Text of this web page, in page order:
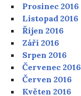
Prosinec 2016
Listopad 2016
Říjen 2016
Září 2016
Srpen 2016
Červenec 2016
Červen 2016
Květen 2016